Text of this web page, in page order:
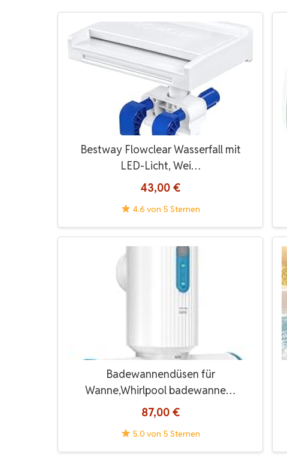
Bestway Flowclear Wasserfall mit
LED-Licht, Wei…
43,00 €
4.6 von 5 Sternen
Badewannendüsen für
Wanne,Whirlpool badewanne…
87,00 €
5.0 von 5 Sternen